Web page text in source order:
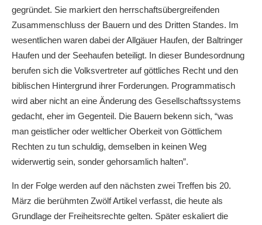
gegründet. Sie markiert den herrschaftsübergreifenden
Zusammenschluss der Bauern und des Dritten Standes. Im
wesentlichen waren dabei der Allgäuer Haufen, der Baltringer
Haufen und der Seehaufen beteiligt. In dieser Bundesordnung
berufen sich die Volksvertreter auf göttliches Recht und den
biblischen Hintergrund ihrer Forderungen. Programmatisch
wird aber nicht an eine Änderung des Gesellschaftssystems
gedacht, eher im Gegenteil. Die Bauern bekenn sich, “was
man geistlicher oder weltlicher Oberkeit von Göttlichem
Rechten zu tun schuldig, demselben in keinen Weg
widerwertig sein, sonder gehorsamlich halten”.
In der Folge werden auf den nächsten zwei Treffen bis 20.
März die berühmten Zwölf Artikel verfasst, die heute als
Grundlage der Freiheitsrechte gelten. Später eskaliert die